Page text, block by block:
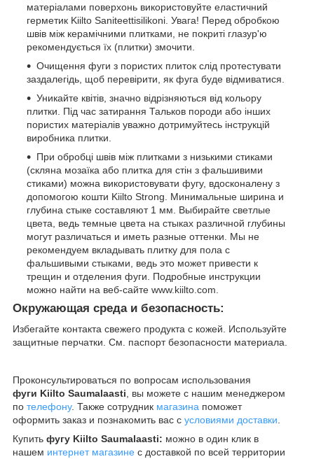
матеріалами поверхонь використовуйте еластичний
герметик Kiilto Saniteettisilikoni. Увага! Перед обробкою
швів між керамічними плитками, не покриті глазур'ю
рекомендується їх (плитки) змочити.
Очищення фуги з пористих плиток слід протестувати
заздалегідь, щоб перевірити, як фуга буде відмиватися.
Уникайте квітів, значно відрізняються від кольору
плитки. Під час затирання Тальков породи або інших
пористих матеріалів уважно дотримуйтесь інструкцій
виробника плитки.
При обробці швів між плитками з низькими стиками
(скляна мозаїка або плитка для стін з фальшивими
стиками) можна використовувати фугу, вдосконалену з
допомогою кошти Kiilto Strong. Минимальные ширина и
глубина стыке составляют 1 мм. Выбирайте светлые
цвета, ведь темные цвета на стыках различной глубины
могут различаться и иметь разные оттенки. Мы не
рекомендуем вкладывать плитку для пола с
фальшивыми стыками, ведь это может привести к
трещин и отделения фуги. Подробные инструкции
можно найти на веб-сайте www.kiilto.com.
Окружающая среда и безопасность:
Избегайте контакта свежего продукта с кожей. Используйте
защитные перчатки. См. паспорт безопасности материала.
Проконсультироваться по вопросам использования
фуги Kiilto Saumalaasti, вы можете с нашим менеджером
по телефону. Также сотрудник магазина поможет
оформить заказ и познакомить вас с условиями доставки.
Купить фугу Kiilto Saumalaasti: можно в один клик в
нашем интернет магазине с доставкой по всей территории